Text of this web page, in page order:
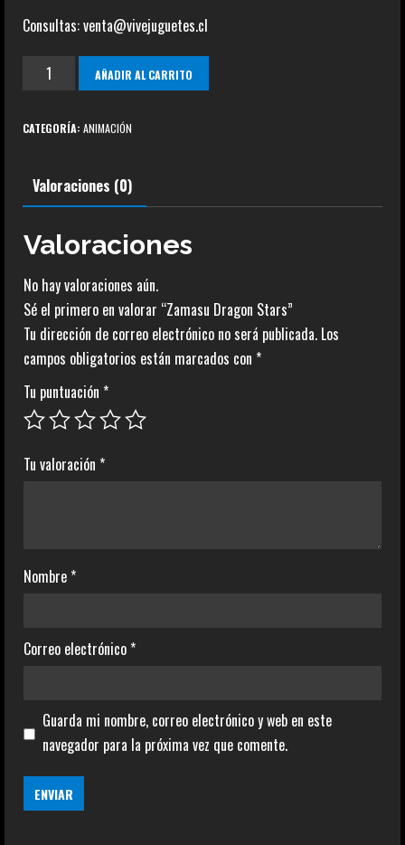
Consultas: venta@vivejuguetes.cl
Zamasu
cantidad
AÑADIR AL CARRITO
CATEGORÍA: ANIMACIÓN
Valoraciones (0)
Valoraciones
No hay valoraciones aún.
Sé el primero en valorar “Zamasu Dragon Stars”
Tu dirección de correo electrónico no será publicada. Los
campos obligatorios están marcados con *
Tu puntuación *
Tu valoración *
Nombre *
Correo electrónico *
Guarda mi nombre, correo electrónico y web en este
navegador para la próxima vez que comente.